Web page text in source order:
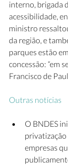
interno, brigada
acessibilidade,
ministro
da região, e
parques estão
concessão: “em
Francisco de
Outras notícias
O BNDES
privatização
empresas